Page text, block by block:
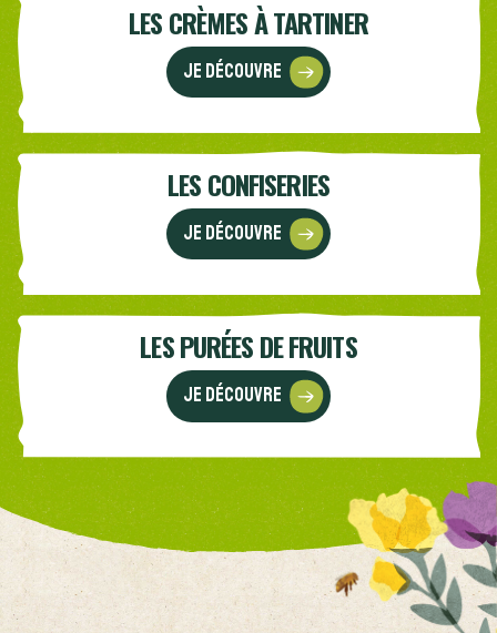
LES CRÈMES À TARTINER
Je découvre
LES CONFISERIES
Je découvre
LES PURÉES DE FRUITS
Je découvre